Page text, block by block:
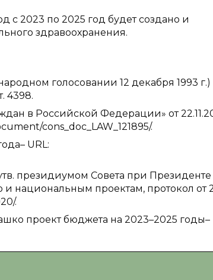
с 2023 по 2025 год будет создано и
здравоохранения.
голосовании 12 декабря 1993 г.)
4398.
в Российской Федерации» от
cons_doc_LAW_121895/.
URL:
президиумом Совета при Президенте
национальным проектам, протокол от
.
проект бюджета на 2023–2025 годы–